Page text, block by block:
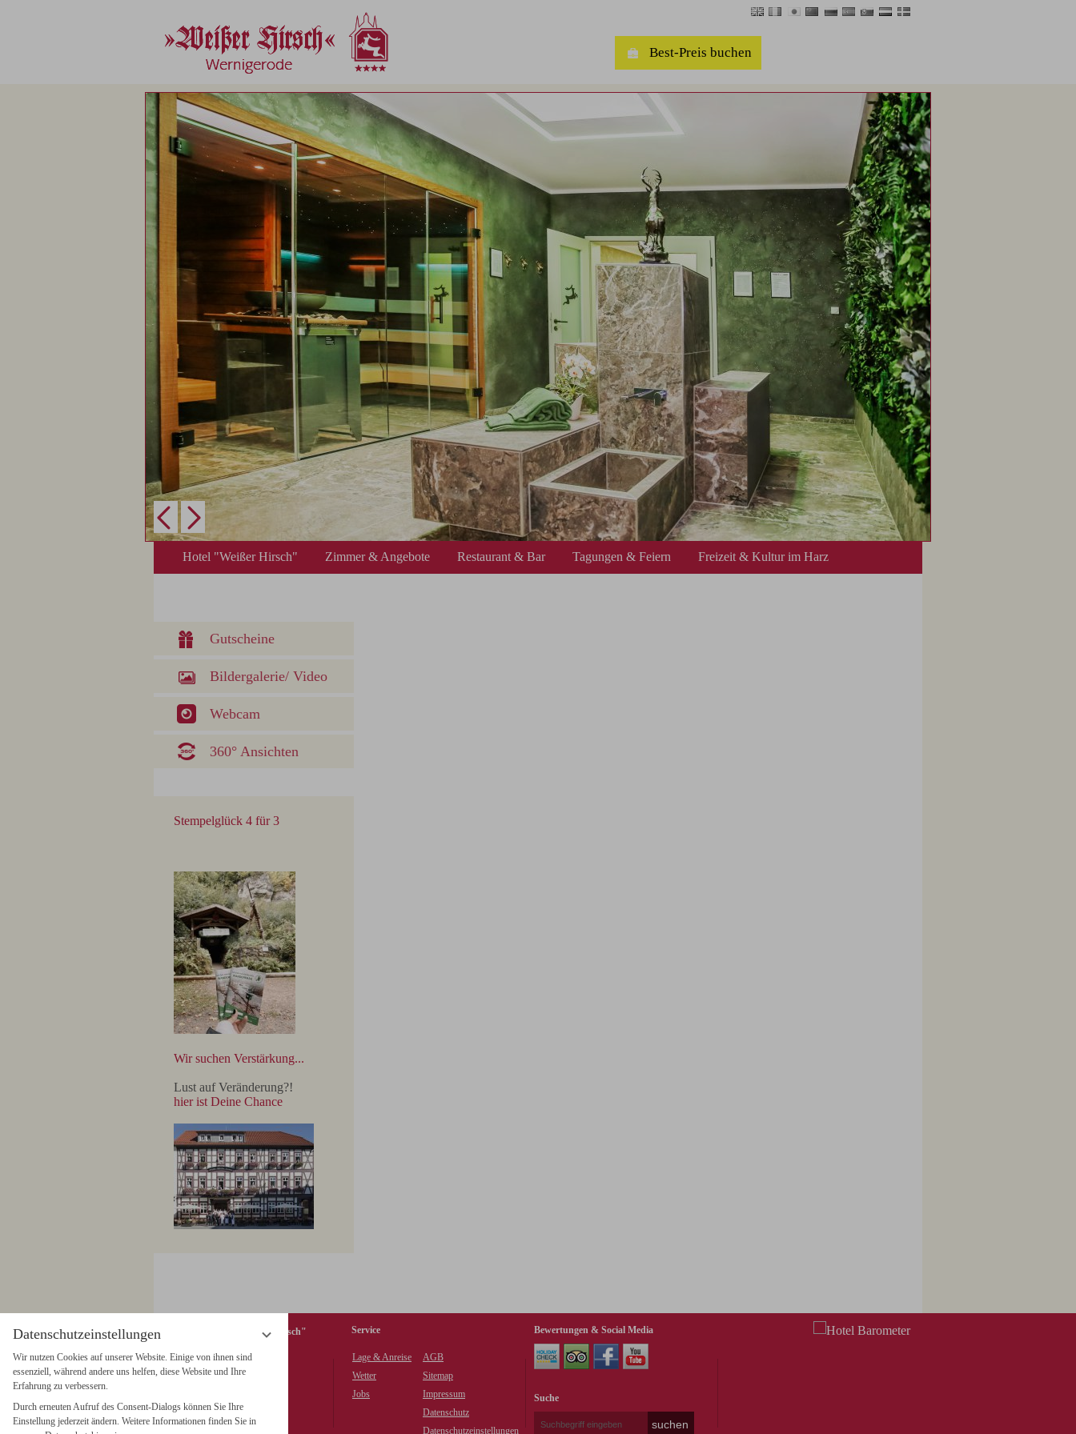
Datenschutzeinstellungen
Wir nutzen Cookies auf unserer Website. Einige von ihnen sind
essenziell, während andere uns helfen, diese Website und Ihre
Erfahrung zu verbessern.
Durch erneuten Aufruf des Consent-Dialogs können Sie Ihre
Einstellung jederzeit ändern. Weitere Informationen finden Sie in
Best-Preis buchen
Hotel "Weißer Hirsch" Zimmer & Angebote Restaurant & Bar Tagungen & Feiern Freizeit & Kultur im Harz
Gutscheine
Bildergalerie/ Video
Webcam
360° Ansichten
Stempelglück 4 für 3
Wir suchen Verstärkung...
Lust auf Veränderung?!
hier ist Deine Chance
Hotel & Restaurant "Weißer Hirsch"
Wieland GmbH & Co. KG
Marktplatz 5, 38855 Wernigerode
Fax +49 (0) 3943 / 26 711-199
info@hotel-weisser-hirsch.de
Service
Lage & Anreise
Wetter
Jobs
AGB
Sitemap
Impressum
Datenschutz
Datenschutzeinstellungen
Bewertungen & Social Media
Suche